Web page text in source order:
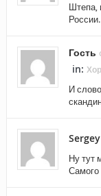
Штепа,
Гость
in:
И
Sergey
Ну тут
Самого